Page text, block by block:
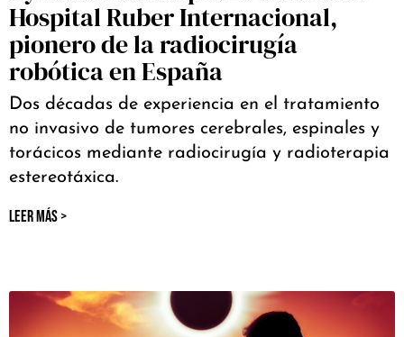
Hospital Ruber Internacional,
pionero de la radiocirugía
robótica en España
Dos décadas de experiencia en el tratamiento
no invasivo de tumores cerebrales, espinales y
torácicos mediante radiocirugía y radioterapia
estereotáxica.
LEER MÁS >